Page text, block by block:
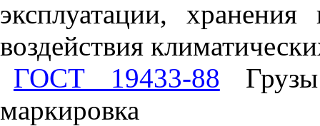
эксплуатации,
воздействия
ГОСТ 19433-88
маркировка